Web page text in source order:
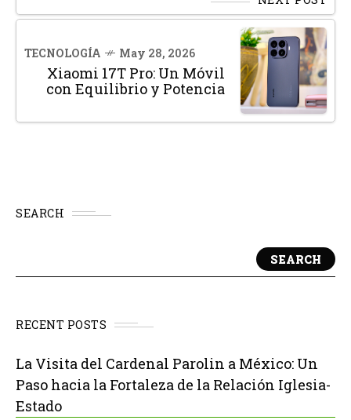
TECNOLOGÍA May 28, 2026
Xiaomi 17T Pro: Un Móvil
con Equilibrio y Potencia
SEARCH
SEARCH
RECENT POSTS
La Visita del Cardenal Parolin a México: Un
Paso hacia la Fortaleza de la Relación Iglesia-
Estado